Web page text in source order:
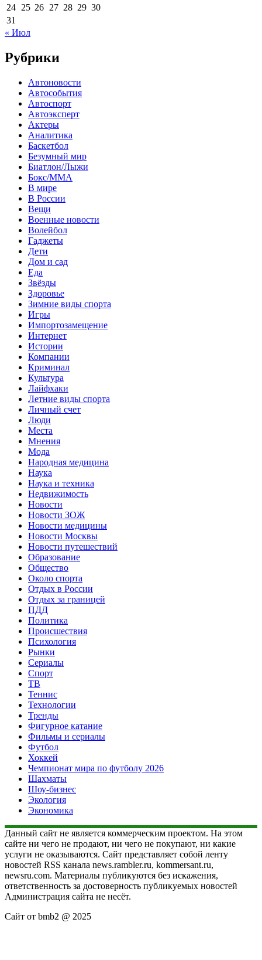
24 25 26 27 28 29 30
31
« Июл
Рубрики
Автоновости
Автособытия
Автоспорт
Автоэксперт
Актеры
Аналитика
Баскетбол
Безумный мир
Биатлон/Лыжи
Бокс/MMA
В мире
В России
Вещи
Военные новости
Волейбол
Гаджеты
Дети
Дом и сад
Еда
Звёзды
Здоровье
Зимние виды спорта
Игры
Импортозамещение
Интернет
Истории
Компании
Криминал
Культура
Лайфхаки
Летние виды спорта
Личный счет
Люди
Места
Мнения
Мода
Народная медицина
Наука
Наука и техника
Недвижимость
Новости
Новости ЗОЖ
Новости медицины
Новости Москвы
Новости путешествий
Образование
Общество
Около спорта
Отдых в России
Отдых за границей
ПДД
Политика
Происшествия
Психология
Рынки
Сериалы
Спорт
ТВ
Теннис
Технологии
Тренды
Фигурное катание
Фильмы и сериалы
Футбол
Хоккей
Чемпионат мира по футболу 2026
Шахматы
Шоу-бизнес
Экология
Экономика
Данный сайт не является коммерческим проектом. На этом
сайте ни чего не продают, ни чего не покупают, ни какие
услуги не оказываются. Сайт представляет собой ленту
новостей RSS канала news.rambler.ru, kommersant.ru,
newsru.com. Материалы публикуются без искажения,
ответственность за достоверность публикуемых новостей
Администрация сайта не несёт.
Сайт от bmb2 @ 2025